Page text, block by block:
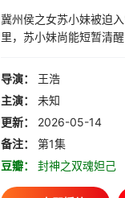
冀州侯之女苏小妹被迫
里，苏小妹尚能短暂清
择，而一心求仙的狐妖
导演：
王浩
主演：
未知
更新：
2026-05-14
备注：
第1集
豆瓣：
封神之双魂妲己